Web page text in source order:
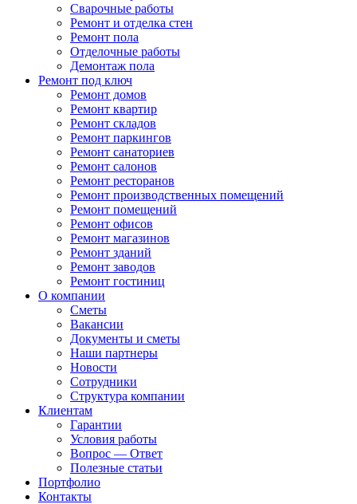
Сварочные работы
Ремонт и отделка стен
Ремонт пола
Отделочные работы
Демонтаж пола
Ремонт под ключ
Ремонт домов
Ремонт квартир
Ремонт складов
Ремонт паркингов
Ремонт санаториев
Ремонт салонов
Ремонт ресторанов
Ремонт производственных помещений
Ремонт помещений
Ремонт офисов
Ремонт магазинов
Ремонт зданий
Ремонт заводов
Ремонт гостиниц
О компании
Сметы
Вакансии
Документы и сметы
Наши партнеры
Новости
Сотрудники
Структура компании
Клиентам
Гарантии
Условия работы
Вопрос — Ответ
Полезные статьи
Портфолио
Контакты